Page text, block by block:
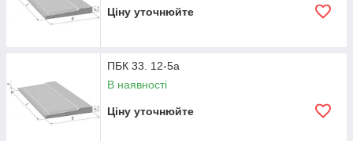
Ціну уточнюйте
ПБК 33. 12-5а
В наявності
Ціну уточнюйте